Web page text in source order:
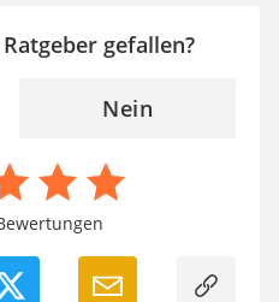
gefallen?
Nein